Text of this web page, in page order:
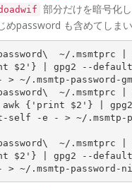
部分だけを暗号化
めpassword も含めてしま
~/.msmtprc
$2'} | gpg2 --
~/.msmtp-password-
~/.msmtprc
{'print $2'} |
self -e - > ~/.msmtp-
~/
$2'} | gpg2 --
~/.msmtp-password-